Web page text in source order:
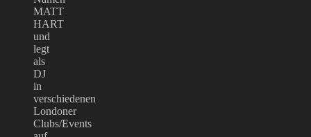
MATT
HART
und
legt
als
DJ
in
verschiedenen
Londoner
Clubs/Events